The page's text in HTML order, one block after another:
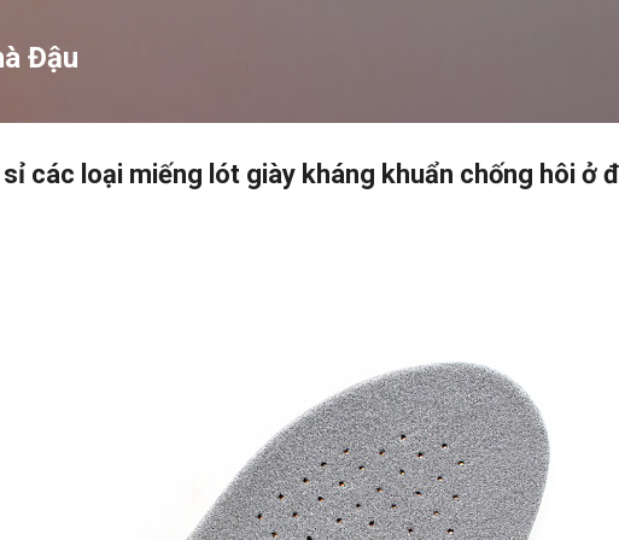
Đậu
các loại miếng lót giày kháng khuẩn chống hôi ở